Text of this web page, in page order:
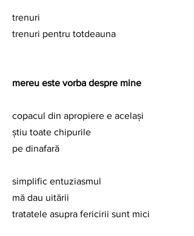
trenuri
trenuri pentru totdeauna
mereu este vorba despre mine
copacul din apropiere e același
știu toate chipurile
pe dinafară
simplific entuziasmul
mă dau uitării
tratatele asupra fericirii sunt mici